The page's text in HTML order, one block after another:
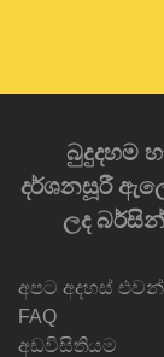
බුදුදහම
දර්ශනසූරී
ලද
අපට අදහස්
FAQ
අඩවිසිතියම